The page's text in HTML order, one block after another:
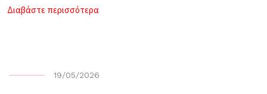
Διαβάστε περισσότερα
19/05/2026